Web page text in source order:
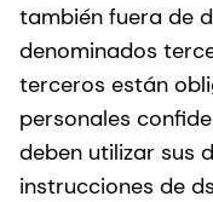
también fuera de
denominados
terceros están
personales
deben utilizar sus
instrucciones de